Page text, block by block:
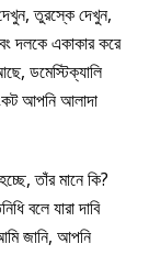
তুরস্কে দেখুন,
দলকে একাকার করে
ডমেস্টিক্যালি
আপনি আলাদা
তাঁর মানে কি?
বলে যারা দাবি
জানি, আপনি